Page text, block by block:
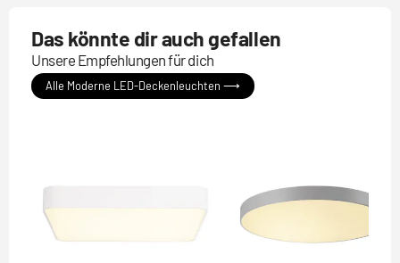
Das könnte dir auch gefallen
Unsere Empfehlungen für dich
Alle Moderne LED-Deckenleuchten ⟶